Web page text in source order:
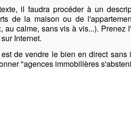
il faudra procéder à un
de la maison ou de
au calme, sans vis à vis...).
Internet.
de vendre le bien en direct
"agences immobilières